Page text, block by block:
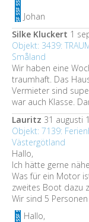
Johan
Silke Kluckert 1
Objekt: 3439:
Småland
Wir haben eine
traumhaft. Das
Vermieter sind
war auch Klasse.
Lauritz 31 augusti
Objekt: 7139:
Västergötland
Hallo,
Ich hätte gerne
Was für ein Motor
zweites Boot dazu
Wir sind 5
Hallo,